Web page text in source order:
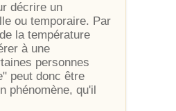
décrire un
ou temporaire. Par
la température
à une
personnes
peut donc être
phénomène, qu'il